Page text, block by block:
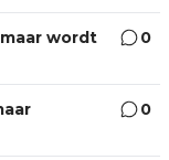
wordt
0
0